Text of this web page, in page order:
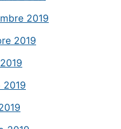
2019
2019
2019